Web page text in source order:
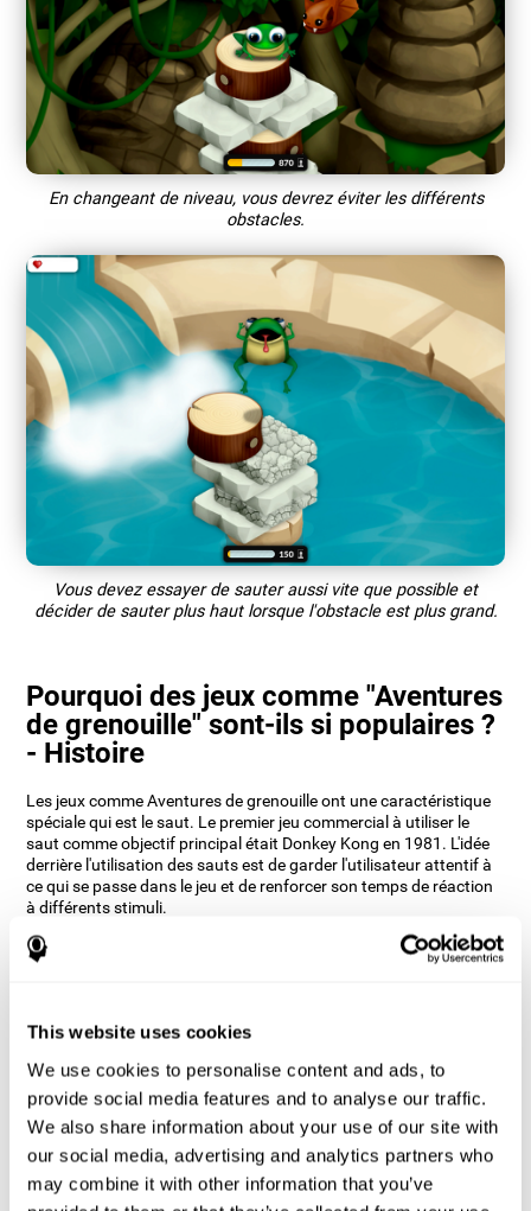
This website uses cookies
We use cookies to personalise content and ads, to
provide social media features and to analyse our traffic.
We also share information about your use of our site with
our social media, advertising and analytics partners who
may combine it with other information that you’ve
En changeant de niveau, vous devrez éviter les différents
obstacles.
Vous devez essayer de sauter aussi vite que possible et
décider de sauter plus haut lorsque l'obstacle est plus grand.
Pourquoi des jeux comme "Aventures
de grenouille" sont-ils si populaires ?
- Histoire
Les jeux comme Aventures de grenouille ont une caractéristique
spéciale qui est le saut. Le premier jeu commercial à utiliser le
saut comme objectif principal était Donkey Kong en 1981. L'idée
derrière l'utilisation des sauts est de garder l'utilisateur attentif à
ce qui se passe dans le jeu et de renforcer son temps de réaction
à différents stimuli.
Les développeurs de CogniFit, après avoir étudié différents jeux,
ont réussi à développer Aventures de grenouille en incorporant
Comment le jeu mental "Aventures de
grenouille" améliore-t-il mes
capacités cognitives ?
L'utilisation de jeux comme Aventures de grenouille de CogniFit
stimule un modèle d'activation neuronale spécifique.
Une stimulation constante de nos capacités peut contribuer à